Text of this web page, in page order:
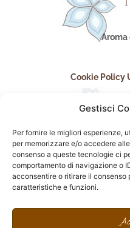
Gestisci
Per fornire le migliori esperienze,
per memorizzare e/o accedere
consenso a queste tecnologie ci
comportamento di navigazione o
acconsentire o ritirare il
caratteristiche e funzioni.
Aroma
Cookie Policy
F
I
n